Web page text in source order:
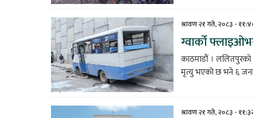
श्रावण २१ गते, २०८३ -
ग्वार्को
काठमाडौं । ललितपुरको
मृत्यु भएको छ भने ६ जना
श्रावण २१ गते, २०८३ -